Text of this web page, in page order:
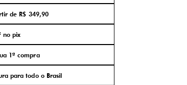
de R$ 349,90
no pix
1ª compra
para todo o Brasil